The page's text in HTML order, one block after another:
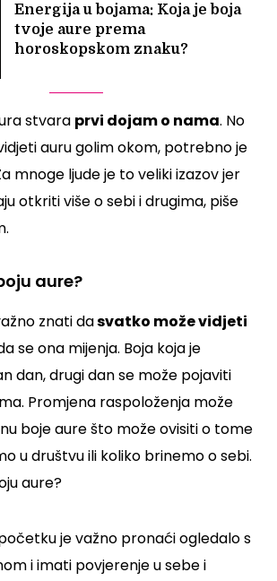
Energija u bojama: Koja je boja
tvoje aure prema
horoskopskom znaku?
stvara prvi dojam o nama. No
auru golim okom, potrebno je
mnoge ljude je to veliki izazov jer
otkriti više o sebi i drugima, piše
aure?
znati dasvatko može vidjeti
se ona mijenja. Boja koja je
dan, drugi dan se može pojaviti
Promjena raspoloženja može
boje aure što može ovisiti o tome
u društvu ili koliko brinemo o sebi.
aure?
je važno pronaći ogledalo s
i imati povjerenje u sebe i